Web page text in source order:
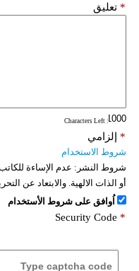
تعليق *
: Characters Left
إلزامي *
شروط الاستخدام
شروط النشر: عدم الإساءة
أو الذات الالهية. والابتعاد عن
اُوافق على شروط الأستخدام
Security Code *